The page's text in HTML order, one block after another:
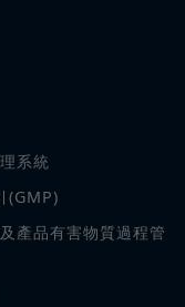
系統
(GMP)
產品有害物質過程管